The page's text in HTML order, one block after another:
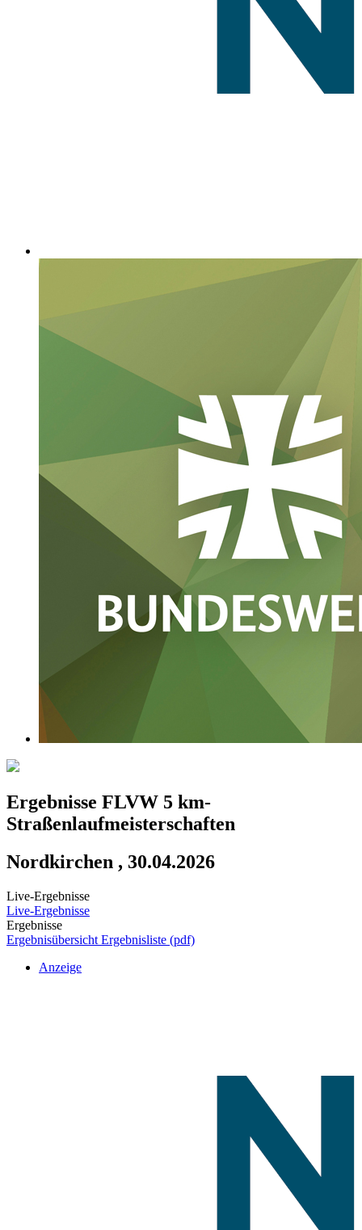
Ergebnisse FLVW 5 km-
Straßenlaufmeisterschaften
Nordkirchen , 30.04.2026
Live-Ergebnisse
Live-Ergebnisse
Ergebnisse
Ergebnisübersicht Ergebnisliste (pdf)
Anzeige